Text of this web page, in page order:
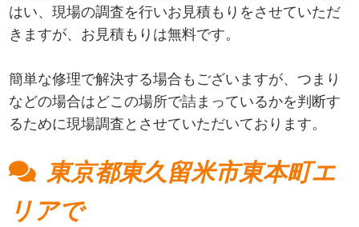
はい、現場の調査を行いお見積もりをさせていただ
きますが、お見積もりは無料です。
簡単な修理で解決する場合もございますが、つまり
などの場合はどこの場所で詰まっているかを判断す
るために現場調査とさせていただいております。
東京都東久留米市東本町エ
リアで